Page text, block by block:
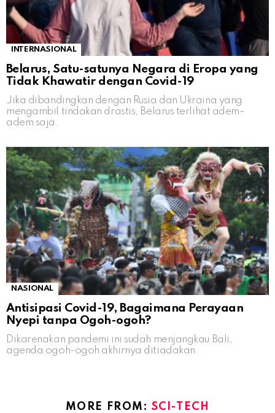
INTERNASIONAL
Belarus, Satu-satunya Negara di Eropa yang
Tidak Khawatir dengan Covid-19
Jika dibandingkan dengan Rusia dan Ukraina yang
mengambil tindakan drastis, Belarus terlihat adem-
adem saja.
NASIONAL
Antisipasi Covid-19, Bagaimana Perayaan
Nyepi tanpa Ogoh-ogoh?
Dikarenakan pandemi ini sudah menjangkau Bali,
agenda ogoh-ogoh akhirnya ditiadakan.
MORE FROM: SCI-TECH